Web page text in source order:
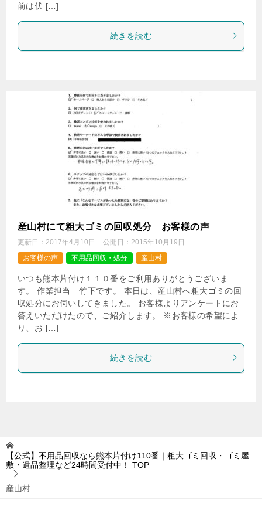
前は伏 […]
続きを読む
産山村にて粗大ゴミの回収処分 お客様の声
更新日： 2017年4月10日 公開日： 2015年10月19日
お客様の声
不用品回収・処分 産山村
いつも熊本片付け１１０番をご利用ありがとうございま
す。 作業担当 竹下です。 本日は、産山村へ粗大ゴミの回
収処分にお伺いしてきました。 お客様よりアンケートにお
答えいただけたので、ご紹介します。 ※お客様の希望によ
り、お […]
続きを読む
【公式】不用品回収なら熊本片付け110番｜粗大ゴミ回収・ゴミ屋
敷・遺品整理など24時間受付中！
TOP
産山村